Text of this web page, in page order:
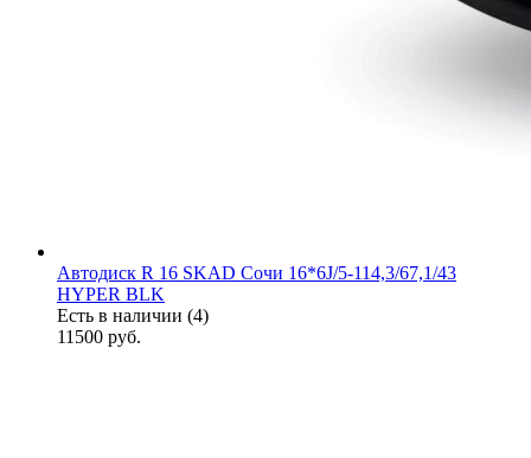
Автодиск R 16 SKAD Сочи 16*6J/5-114,3/67,1/43
HYPER BLK
Есть в наличии (4)
11500 руб.